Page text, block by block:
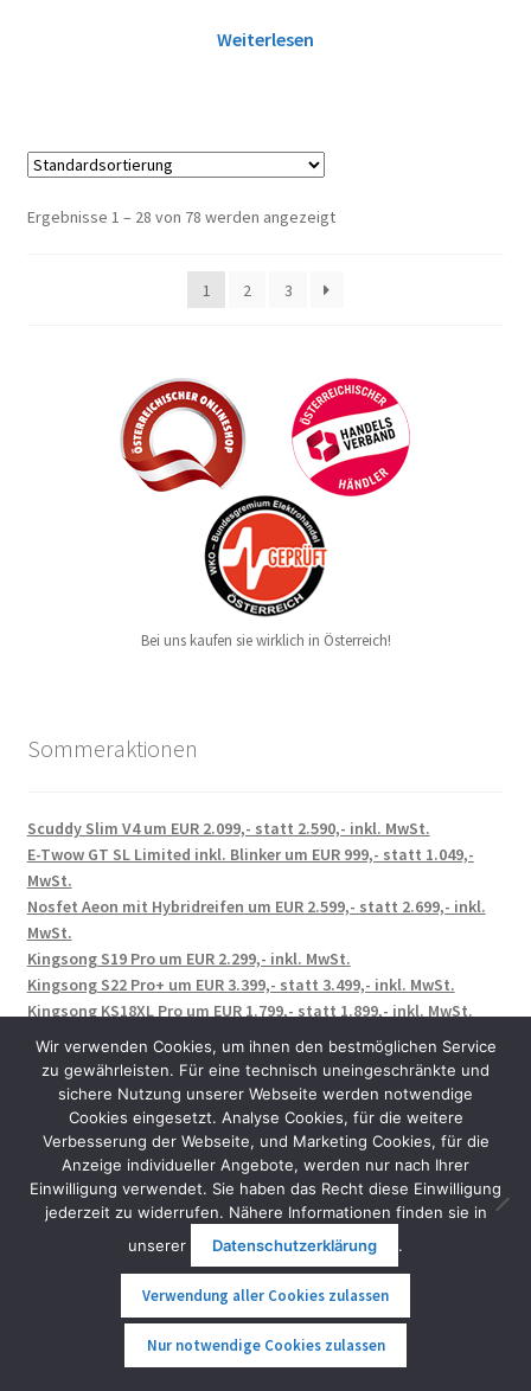
Weiterlesen
Ergebnisse 1 – 28 von 78 werden angezeigt
1 2 3
Bei uns kaufen sie wirklich in Österreich!
Sommeraktionen
Scuddy Slim V4 um EUR 2.099,- statt 2.590,- inkl. MwSt.
E-Twow GT SL Limited inkl. Blinker um EUR 999,- statt 1.049,-
MwSt.
Nosfet Aeon mit Hybridreifen um EUR 2.599,- statt 2.699,- inkl.
MwSt.
Kingsong S19 Pro um EUR 2.299,- inkl. MwSt.
Kingsong S22 Pro+ um EUR 3.399,- statt 3.499,- inkl. MwSt.
Kingsong KS18XL Pro um EUR 1.799,- statt 1.899,- inkl. MwSt.
Jaykay E-Finne um EUR 479,- statt 699,- inkl. MwSt.
Nach der 36. Novelle der StVO weiterhin legal als
Fahrrad:
Scuddy Slim V4
Mobot Elektrodreirad
Seniorenmobil Vita Care 4000
Seniorenmobil Vita Care 1000
Vita Care 4000 Duo
Wir verwenden Cookies, um ihnen den bestmöglichen Service
zu gewährleisten. Für eine technisch uneingeschränkte und
sichere Nutzung unserer Webseite werden notwendige
Cookies eingesetzt. Analyse Cookies, für die weitere
Verbesserung der Webseite, und Marketing Cookies, für die
Anzeige individueller Angebote, werden nur nach Ihrer
Einwilligung verwendet. Sie haben das Recht diese Einwilligung
jederzeit zu widerrufen. Nähere Informationen finden sie in
unserer
Datenschutzerklärung .
Verwendung aller Cookies zulassen
Nur notwendige Cookies zulassen